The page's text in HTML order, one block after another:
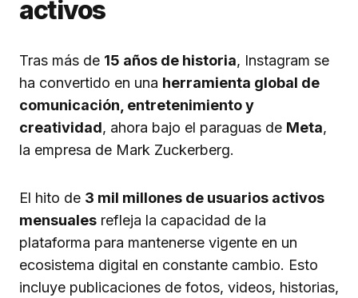
activos
Tras más de 15 años de historia, Instagram se
ha convertido en una herramienta global de
comunicación, entretenimiento y
creatividad, ahora bajo el paraguas de Meta,
la empresa de Mark Zuckerberg.
El hito de 3 mil millones de usuarios activos
mensuales refleja la capacidad de la
plataforma para mantenerse vigente en un
ecosistema digital en constante cambio. Esto
incluye publicaciones de fotos, videos, historias,